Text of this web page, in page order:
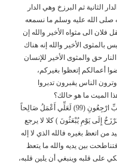
الثانية ثم البرزخ وهي الدار
صلى الله عليه وسلم ما نسمعه
فلان الى مثواه الأخير والله إن
بالمثوى الأخير والله إنه هناك
حق والمثوى الأخير للإنسان
أعمالكم إتعظوا بغيركم،
الناس يقبرون تدبروا
الميت ما هو حالك؟
حتى لا تقول: (حَتَّى إِذَا جَاءَ أَحَدَهُمُ الْمَوْتُ قَالَ رَبِّ ارْجِعُونِ (99) لَعَلِّي أَعْمَلُ صَالِحاً
إِلَى يَوْمِ يُبْعَثُونَ ) كلا لا يرجع
من اتعظ بغيره فالله الذي لا إله
بين يديه والله ما يتعظ
على قلبه وينبغي أن يلين قلبه،